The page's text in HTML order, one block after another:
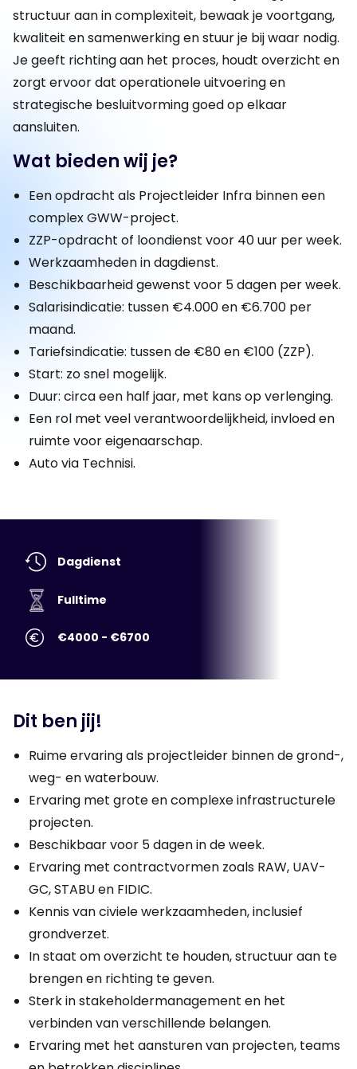
structuur aan in complexiteit, bewaak je voortgang,
kwaliteit en samenwerking en stuur je bij waar nodig.
Je geeft richting aan het proces, houdt overzicht en
zorgt ervoor dat operationele uitvoering en
strategische besluitvorming goed op elkaar
aansluiten.
Wat bieden wij je?
Een opdracht als Projectleider Infra binnen een
complex GWW-project.
ZZP-opdracht of loondienst voor 40 uur per week.
Werkzaamheden in dagdienst.
Beschikbaarheid gewenst voor 5 dagen per week.
Salarisindicatie: tussen €4.000 en €6.700 per
maand.
Tariefsindicatie: tussen de €80 en €100 (ZZP).
Start: zo snel mogelijk.
Duur: circa een half jaar, met kans op verlenging.
Een rol met veel verantwoordelijkheid, invloed en
ruimte voor eigenaarschap.
Auto via Technisi.
Dagdienst
Fulltime
€4000 - €6700
Dit ben jij!
Ruime ervaring als projectleider binnen de grond-,
weg- en waterbouw.
Ervaring met grote en complexe infrastructurele
projecten.
Beschikbaar voor 5 dagen in de week.
Ervaring met contractvormen zoals RAW, UAV-
GC, STABU en FIDIC.
Kennis van civiele werkzaamheden, inclusief
grondverzet.
In staat om overzicht te houden, structuur aan te
brengen en richting te geven.
Sterk in stakeholdermanagement en het
verbinden van verschillende belangen.
Ervaring met het aansturen van projecten, teams